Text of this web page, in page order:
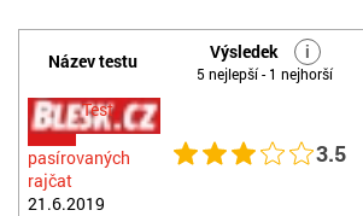
Název testu Výsledek i
5 nejlepší - 1 nejhorší
Test
pasírovaných
rajčat
21.6.2019
3.5